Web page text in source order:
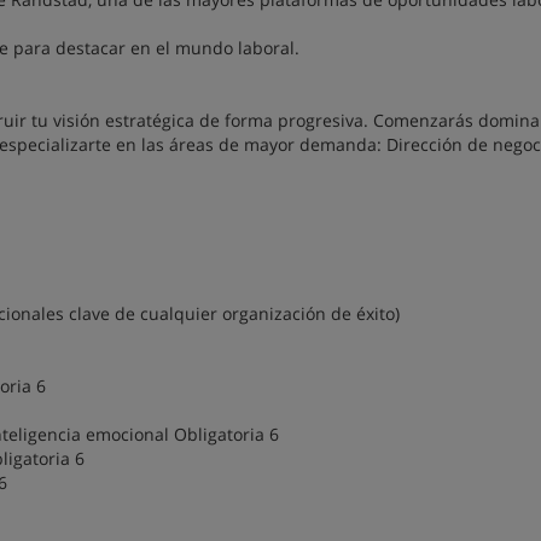
para destacar en el mundo laboral.
tu visión estratégica de forma progresiva. Comenzarás
en las áreas de mayor demanda: Dirección de
clave de cualquier organización de éxito)
6
emocional Obligatoria 6
6